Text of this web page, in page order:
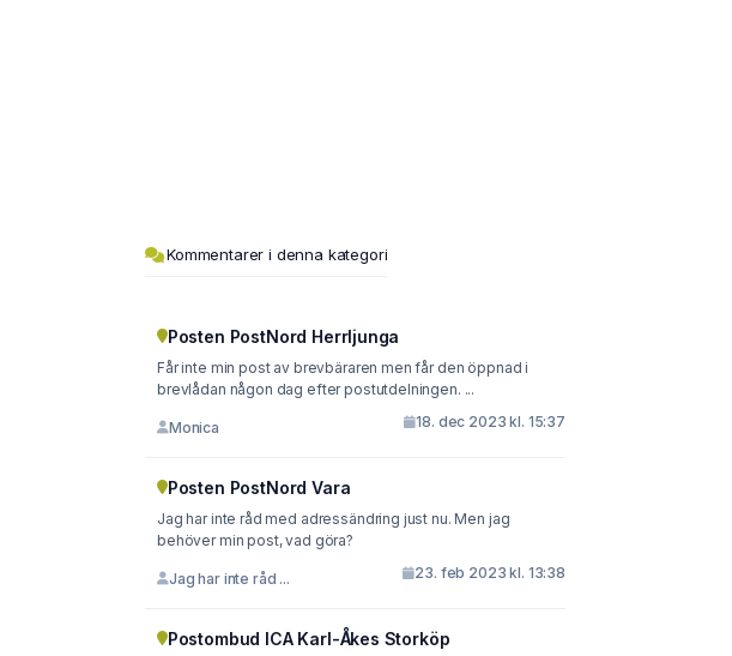
Kommentarer i denna kategori
Posten PostNord Herrljunga
Får inte min post av brevbäraren men får den öppnad i
brevlådan någon dag efter postutdelningen. ...
Monica 18. dec 2023 kl. 15:37
Posten PostNord Vara
Jag har inte råd med adressändring just nu. Men jag
behöver min post, vad göra?
Jag har inte råd ... 23. feb 2023 kl. 13:38
Postombud ICA Karl-Åkes Storköp